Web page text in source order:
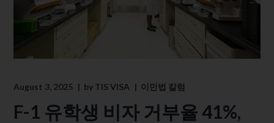
August 3, 2025 by TIS VISA 이민법 칼럼
F-1 유학생 비자 거부율 41%,